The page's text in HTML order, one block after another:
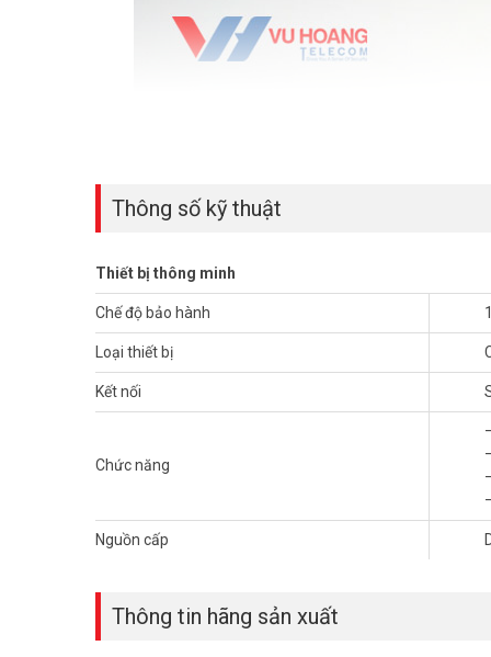
Phát hiện chuyển động
Gửi thông báo cảnh báo về điện thoại giúp tránh
Thông số kỹ thuật
Thiết bị thông minh
Chế độ bảo hành
Loại thiết bị
Kết nối
Chức năng
Nguồn cấp
Thông tin hãng sản xuất